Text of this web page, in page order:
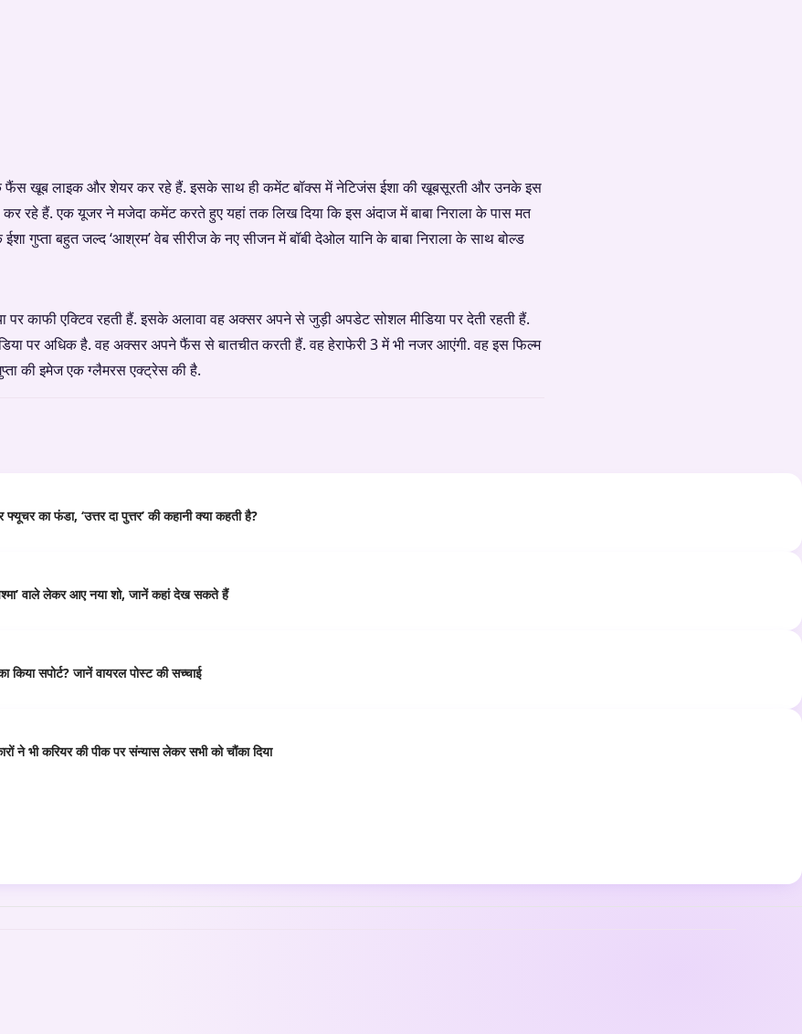
फैंस खूब लाइक और शेयर कर रहे हैं. इसके साथ ही कमेंट बॉक्स में नेटिजंस ईशा की खूबसूरती और उनके इस
रहे हैं. एक यूजर ने मजेदा कमेंट करते हुए यहां तक लिख दिया कि इस अंदाज में बाबा निराला के पास मत
गुप्ता बहुत जल्द ‘आश्रम’ वेब सीरीज के नए सीजन में बॉबी देओल यानि के बाबा निराला के साथ बोल्ड
पर काफी एक्टिव रहती हैं. इसके अलावा वह अक्सर अपने से जुड़ी अपडेट सोशल मीडिया पर देती रहती हैं.
पर अधिक है. वह अक्सर अपने फैंस से बातचीत करती हैं. वह हेराफेरी 3 में भी नजर आएंगी. वह इस फिल्म
की इमेज एक ग्लैमरस एक्ट्रेस की है.
का फंडा, ‘उत्तर दा पुत्तर’ की कहानी क्या कहती है?
वाले लेकर आए नया शो, जानें कहां देख सकते हैं
सपोर्ट? जानें वायरल पोस्ट की सच्चाई
ने भी करियर की पीक पर संन्यास लेकर सभी को चौंका दिया